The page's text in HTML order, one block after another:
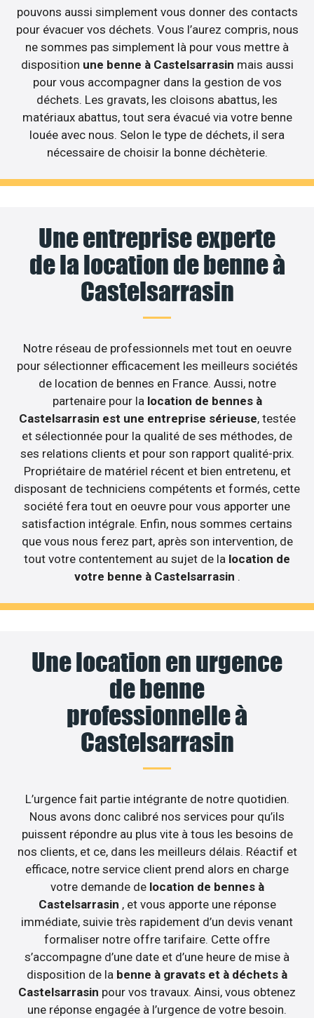
pouvons aussi simplement vous donner des contacts
pour évacuer vos déchets. Vous l’aurez compris, nous
ne sommes pas simplement là pour vous mettre à
disposition une benne à Castelsarrasin mais aussi
pour vous accompagner dans la gestion de vos
déchets. Les gravats, les cloisons abattus, les
matériaux abattus, tout sera évacué via votre benne
louée avec nous. Selon le type de déchets, il sera
nécessaire de choisir la bonne déchèterie.
Une entreprise experte
de la location de benne à
Castelsarrasin
Notre réseau de professionnels met tout en oeuvre
pour sélectionner efficacement les meilleurs sociétés
de location de bennes en France. Aussi, notre
partenaire pour la location de bennes à
Castelsarrasin est une entreprise sérieuse, testée
et sélectionnée pour la qualité de ses méthodes, de
ses relations clients et pour son rapport qualité-prix.
Propriétaire de matériel récent et bien entretenu, et
disposant de techniciens compétents et formés, cette
société fera tout en oeuvre pour vous apporter une
satisfaction intégrale. Enfin, nous sommes certains
que vous nous ferez part, après son intervention, de
tout votre contentement au sujet de la location de
votre benne à Castelsarrasin .
Une location en urgence
de benne
professionnelle à
Castelsarrasin
L’urgence fait partie intégrante de notre quotidien.
Nous avons donc calibré nos services pour qu’ils
puissent répondre au plus vite à tous les besoins de
nos clients, et ce, dans les meilleurs délais. Réactif et
efficace, notre service client prend alors en charge
votre demande de location de bennes à
Castelsarrasin , et vous apporte une réponse
immédiate, suivie très rapidement d’un devis venant
formaliser notre offre tarifaire. Cette offre
s’accompagne d’une date et d’une heure de mise à
disposition de la benne à gravats et à déchets à
Castelsarrasin pour vos travaux. Ainsi, vous obtenez
une réponse engagée à l’urgence de votre besoin.